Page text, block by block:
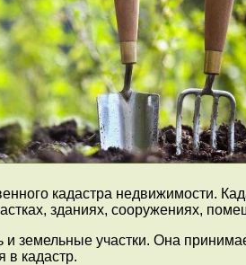
кадастра недвижимости.
зданиях, сооружениях,
земельные участки. Она
в кадастр.